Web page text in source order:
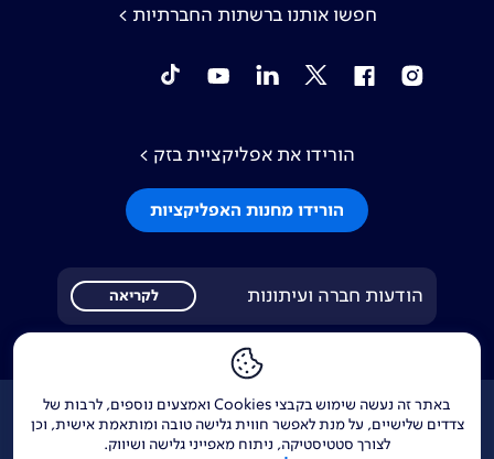
באתר זה נעשה שימוש בקבצי Cookies ואמצעים נוספים, לרבות של
צדדים שלישיים, על מנת לאפשר חווית גלישה טובה ומותאמת אישית, וכן
לצורך סטטיסטיקה, ניתוח מאפייני גלישה ושיווק.
חפשו אותנו ברשתות החברתיות >
Instagram
Facebook
Twitter
Linkedin
YouTube
tiktok
הורידו את אפליקציית בזק >
הורידו מחנות האפליקציות
הודעות חברה ועיתונות לקריאה
אודותדרושיםצור קשרInvestor Relations
הודעות חברהמוקדי שירות ופניות ציבור144